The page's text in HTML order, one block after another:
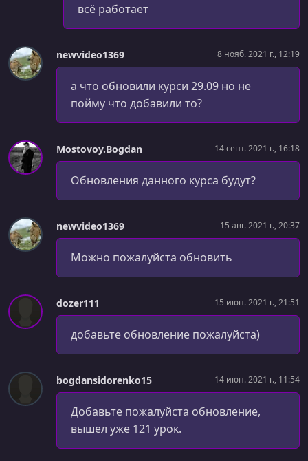
Модификатор static
Опциональные параметры
УРОК 63.
Ссылочные типы и типы-значения
00:06:08
Стек и куча
УРОК 65.
Структуры, содержащие ссылочные типы
Передача ссылочных типов и типов-значений как
аргументов
УРОК 68. 00:11:08
Упаковка и разупаковка (boxing \ unboxing)
00:12:22
УРОК 70. 00:10:01
Константы: модификаторы const и readonly
Наследование
всё работает
newvideo1369 8 нояб. 2021 г., 12:19
а что обновили курси 29.09 но не
пойму что добавили то?
Mostovoy.Bogdan 14 сент. 2021 г., 16:18
Обновления данного курса будут?
newvideo1369 15 авг. 2021 г., 20:37
Можно пожалуйста обновить
dozer111 15 июн. 2021 г., 21:51
добавьте обновление пожалуйста)
bogdansidorenko15 14 июн. 2021 г., 11:54
Добавьте пожалуйста обновление,
вышел уже 121 урок.